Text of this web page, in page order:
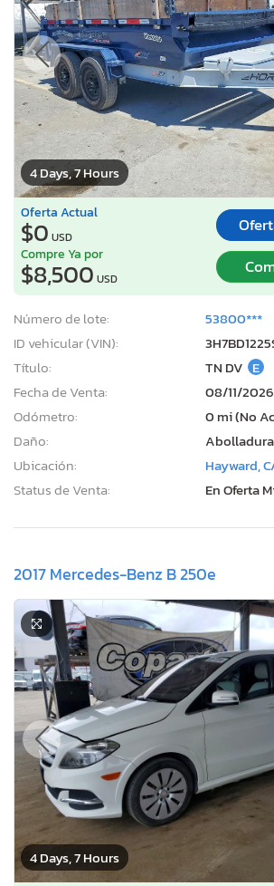
4 Days, 7 Hours
Oferta Actual
$0 USD
Compre Ya por
$8,500 USD
Número de lote:
53800***
ID vehicular (VIN):
Título:
TN DV E
Fecha de Venta:
08/11/2026
Odómetro:
0 mi (No
Daño:
Ubicación:
Hayward,
Status de Venta:
En Oferta
2017 Mercedes-Benz B 250e
4 Days, 7 Hours